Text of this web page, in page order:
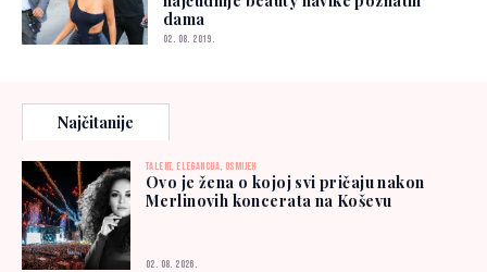
dama
02. 08. 2019.
Najčitanije
TALENT, ELEGANCIJA, OSMIJEH
Ovo je žena o kojoj svi pričaju nakon
Merlinovih koncerata na Koševu
02. 08. 2026.